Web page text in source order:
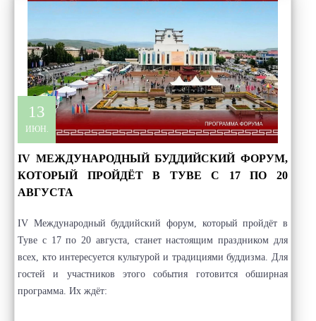
13
ИЮН.
IV МЕЖДУНАРОДНЫЙ БУДДИЙСКИЙ ФОРУМ,
КОТОРЫЙ ПРОЙДЁТ В ТУВЕ С 17 ПО 20
АВГУСТА
IV Международный буддийский форум, который пройдёт в
Туве с 17 по 20 августа, станет настоящим праздником для
всех, кто интересуется культурой и традициями буддизма. Для
гостей и участников этого события готовится обширная
программа. Их ждёт: